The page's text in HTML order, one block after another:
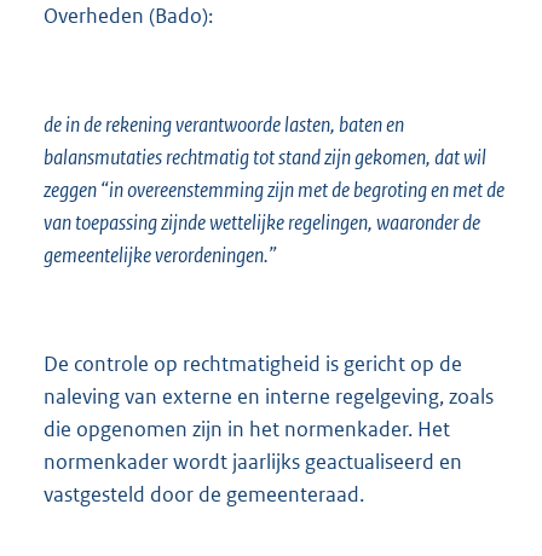
Overheden (Bado):
de in de rekening verantwoorde lasten, baten en
balansmutaties rechtmatig tot stand zijn gekomen, dat wil
zeggen “in overeenstemming zijn met de begroting en met de
van toepassing zijnde wettelijke regelingen, waaronder de
gemeentelijke verordeningen.”
De controle op rechtmatigheid is gericht op de
naleving van externe en interne regelgeving, zoals
die opgenomen zijn in het normenkader. Het
normenkader wordt jaarlijks geactualiseerd en
vastgesteld door de gemeenteraad.